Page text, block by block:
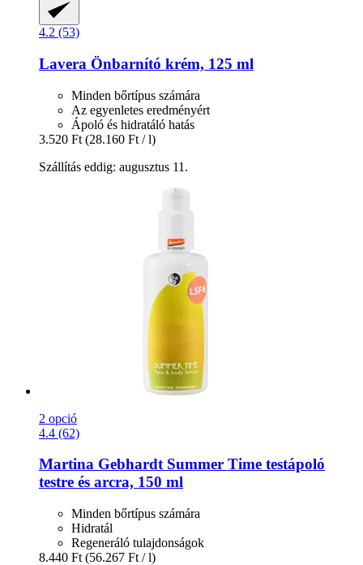
4.2 (53)
Lavera Önbarnító krém, 125 ml
Minden bőrtípus számára
Az egyenletes eredményért
Ápoló és hidratáló hatás
3.520 Ft (28.160 Ft / l)
Szállítás eddig: augusztus 11.
2 opció
4.4 (62)
Martina GebhardtSummer Time testápoló
testre és arcra, 150 ml
Minden bőrtípus számára
Hidratál
Regeneráló tulajdonságok
8.440 Ft (56.267 Ft / l)